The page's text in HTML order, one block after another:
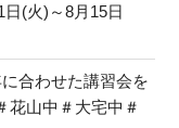
(火)～8月15日
合わせた講習会を
花山中＃大宅中＃